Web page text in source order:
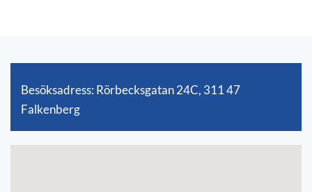
Besöksadress: Rörbecksgatan 24C, 311 47
Falkenberg